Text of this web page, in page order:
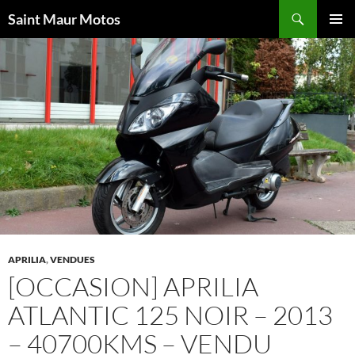
au
contenu
Saint Maur Motos
MENU
APRILIA,VENDUES
[OCCASION] APRILIA
ATLANTIC 125 NOIR – 2013
– 40700KMS – VENDU